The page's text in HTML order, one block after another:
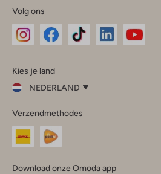
Volg ons
InstagramFacebook
Kies je land
NEDERLAND
je
land
Nederland
Verzendmethodes
Download onze Omoda app